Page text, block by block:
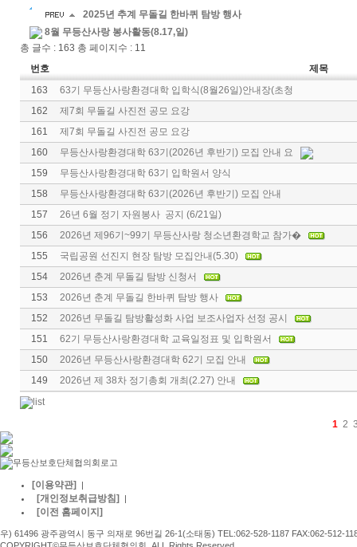
2025년 추계 무돌길 한바퀴 탐방 행사
8월 무등산사랑 봉사활동(8.17,일)
총 글수 : 163 총 페이지수 : 11
번호
제목
163
63기 무등산사랑환경대학 입학식(8월26일)안내장(초청
162
제7회 무돌길 사진전 공모 요강
161
제7회 무돌길 사진전 공모 요강
160
무등산사랑환경대학 63기(2026년 후반기) 모집 안내 요
159
무등산사랑환경대학 63기 입학원서 양식
158
무등산사랑환경대학 63기(2026년 후반기) 모집 안내
157
26년 6월 정기 자원봉사 공지 (6/21일)
156
2026년 제96기~99기 무등산사랑 청소년환경학교 참가�
155
국립공원 선진지 현장 탐방 모집안내(5.30)
154
2026년 춘계 무돌길 탐방 신청서
153
2026년 춘계 무돌길 한바퀴 탐방 행사
152
2026년 무돌길 탐방활성화 사업 보조사업자 선정 공시
151
62기 무등산사랑환경대학 교육일정표 및 입학원서
150
2026년 무등산사랑환경대학 62기 모집 안내
149
2026년 제 38차 정기총회 개최(2.27) 안내
1 2
[이용약관] |
[개인정보취급방침] |
[이전 홈페이지]
우) 61496 광주광역시 동구 의재로 96번길 26-1(소태동) TEL:062-528-1187 FAX:062-512-